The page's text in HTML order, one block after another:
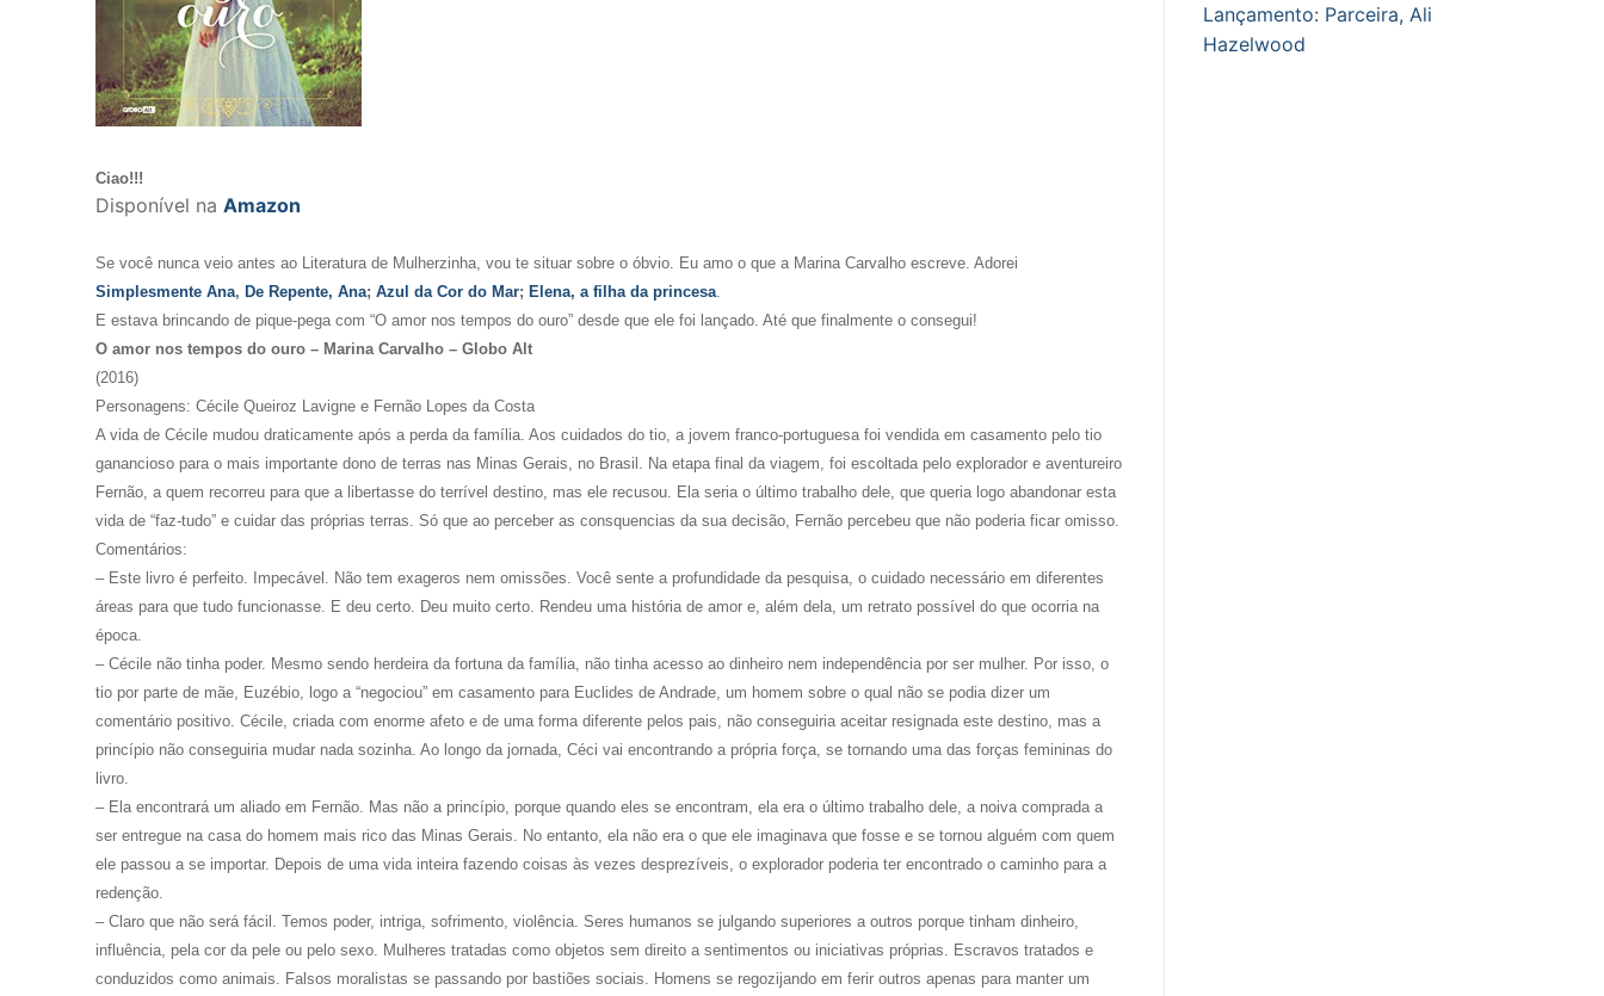
Ciao!!!
Disponível na Amazon
Se você nunca veio antes ao Literatura de Mulherzinha, vou te situar sobre o óbvio. Eu amo o que a Marina Carvalho escreve. Adorei
Simplesmente Ana, De Repente, Ana; Azul da Cor do Mar; Elena, a filha da princesa
E estava brincando de pique-pega com “O amor nos tempos do ouro” desde que ele foi lançado. Até que finalmente o consegui!
O amor nos tempos do ouro – Marina Carvalho – Globo Alt
(2016)
Personagens: Cécile Queiroz Lavigne e Fernão Lopes da Costa
A vida de Cécile mudou draticamente após a perda da família. Aos cuidados do tio, a jovem franco-portuguesa foi vendida em casamento pelo tio
ganancioso para o mais importante dono de terras nas Minas Gerais, no Brasil. Na etapa final da viagem, foi escoltada pelo explorador e aventureiro
Fernão, a quem recorreu para que a libertasse do terrível destino, mas ele recusou. Ela seria o último trabalho dele, que queria logo abandonar esta
vida de “faz-tudo” e cuidar das próprias terras. Só que ao perceber as consquencias da sua decisão, Fernão percebeu que não poderia ficar omisso.
Comentários:
– Este livro é perfeito. Impecável. Não tem exageros nem omissões. Você sente a profundidade da pesquisa, o cuidado necessário em diferentes
áreas para que tudo funcionasse. E deu certo. Deu muito certo. Rendeu uma história de amor e, além dela, um retrato possível do que ocorria na
época.
– Cécile não tinha poder. Mesmo sendo herdeira da fortuna da família, não tinha acesso ao dinheiro nem independência por ser mulher. Por isso, o
tio por parte de mãe, Euzébio, logo a “negociou” em casamento para Euclides de Andrade, um homem sobre o qual não se podia dizer um
comentário positivo. Cécile, criada com enorme afeto e de uma forma diferente pelos pais, não conseguiria aceitar resignada este destino, mas a
princípio não conseguiria mudar nada sozinha. Ao longo da jornada, Céci vai encontrando a própria força, se tornando uma das forças femininas do
livro.
– Ela encontrará um aliado em Fernão. Mas não a princípio, porque quando eles se encontram, ela era o último trabalho dele, a noiva comprada a
ser entregue na casa do homem mais rico das Minas Gerais. No entanto, ela não era o que ele imaginava que fosse e se tornou alguém com quem
ele passou a se importar. Depois de uma vida inteira fazendo coisas às vezes desprezíveis, o explorador poderia ter encontrado o caminho para a
redenção.
– Claro que não será fácil. Temos poder, intriga, sofrimento, violência. Seres humanos se julgando superiores a outros porque tinham dinheiro,
influência, pela cor da pele ou pelo sexo. Mulheres tratadas como objetos sem direito a sentimentos ou iniciativas próprias. Escravos tratados e
conduzidos como animais. Falsos moralistas se passando por bastiões sociais. Homens se regozijando em ferir outros apenas para manter um
Lançamento: Parceira, Ali
Hazelwood